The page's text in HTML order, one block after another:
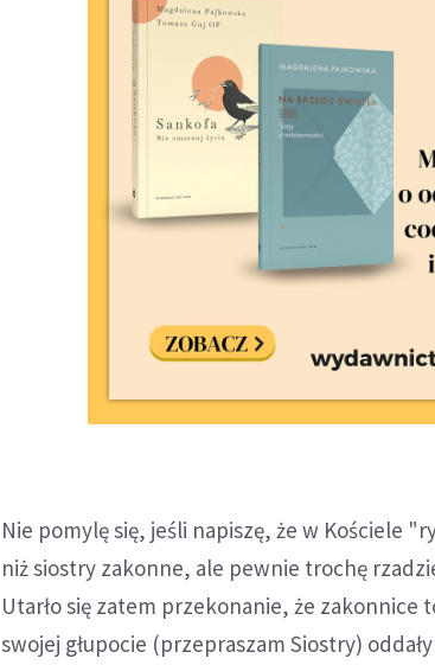
Nie pomylę się, jeśli napiszę, że w Kościele
niż siostry zakonne, ale pewnie trochę
Utarło się zatem przekonanie, że
swojej głupocie (przepraszam Siostry)